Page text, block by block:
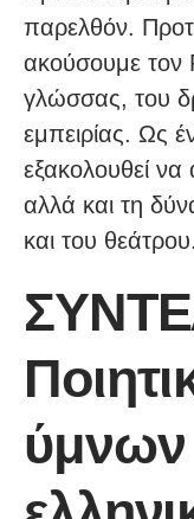
παρελθόν.
ακούσουμε τον
γλώσσας, του
εμπειρίας. Ως
εξακολουθεί
αλλά και τη
και του θεάτρου.
ύμνων